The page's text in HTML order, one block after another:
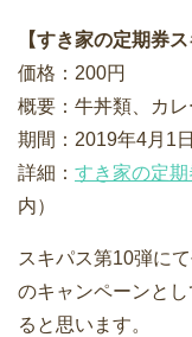
【すき家の定期券
価格：200円
概要：牛丼類、カ
期間：2019年4月1
詳細： すき家の定
内）
スキパス第10弾に
のキャンペーンと
ると思います。